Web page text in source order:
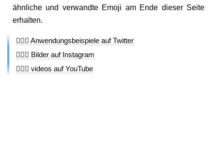
ähnliche und verwandte Emoji am Ende dieser Seite
erhalten.
🚴🏾‍♀️ Anwendungsbeispiele auf Twitter
🚴🏾‍♀️ Bilder auf Instagram
🚴🏾‍♀️ videos auf YouTube